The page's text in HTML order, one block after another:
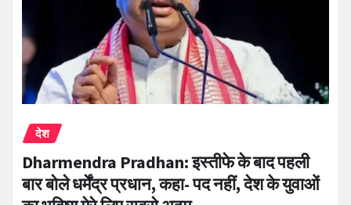
देश
Dharmendra Pradhan: इस्तीफे के बाद पहली
बार बोले धर्मेंद्र प्रधान, कहा- पद नहीं, देश के युवाओं